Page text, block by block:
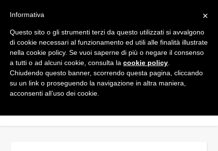
×
Informativa
Questo sito o gli strumenti terzi da questo utilizzati si avvalgono
di cookie necessari al funzionamento ed utili alle finalità illustrate
nella cookie policy. Se vuoi saperne di più o negare il consenso
a tutti o ad alcuni cookie, consulta la cookie policy
Chiudendo questo banner, scorrendo questa pagina, cliccando
su un link o proseguendo la navigazione in altra maniera,
acconsenti all’uso dei cookie.